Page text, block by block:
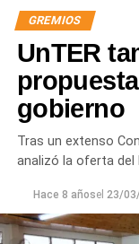
GREMIOS
UnTER
gobierno
Tras un extenso
analizó la oferta del
Hace 8 añosel 23/